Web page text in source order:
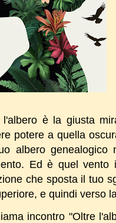
l'albero è la giusta
potere a quella
albero genealogico
Ed è quel vento
che sposta il tuo
e quindi verso
incontro "Oltre